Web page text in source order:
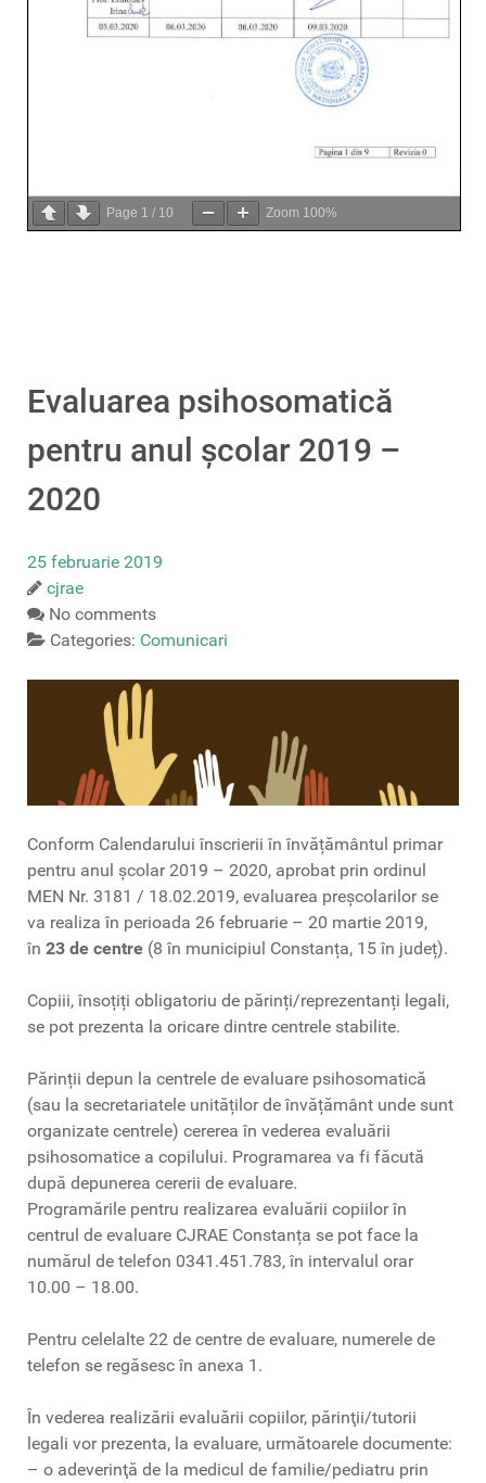
Page 1 / 10 Zoom 100%
Evaluarea psihosomatică
pentru anul școlar 2019 –
2020
25 februarie 2019
cjrae
No comments
Categories: Comunicari
Conform Calendarului înscrierii în învățământul primar
pentru anul școlar 2019 – 2020, aprobat prin ordinul
MEN Nr. 3181 / 18.02.2019, evaluarea preșcolarilor se
va realiza în perioada 26 februarie – 20 martie 2019,
în 23 de centre (8 în municipiul Constanța, 15 în județ).
Copiii, însoțiți obligatoriu de părinți/reprezentanți legali,
se pot prezenta la oricare dintre centrele stabilite.
Părinții depun la centrele de evaluare psihosomatică
(sau la secretariatele unităților de învățământ unde sunt
organizate centrele) cererea în vederea evaluării
psihosomatice a copilului. Programarea va fi făcută
după depunerea cererii de evaluare.
Programările pentru realizarea evaluării copiilor în
centrul de evaluare CJRAE Constanța se pot face la
numărul de telefon 0341.451.783, în intervalul orar
10.00 – 18.00.
Pentru celelalte 22 de centre de evaluare, numerele de
telefon se regăsesc în anexa 1.
În vederea realizării evaluării copiilor, părinţii/tutorii
legali vor prezenta, la evaluare, următoarele documente:
– o adeverinţă de la medicul de familie/pediatru prin